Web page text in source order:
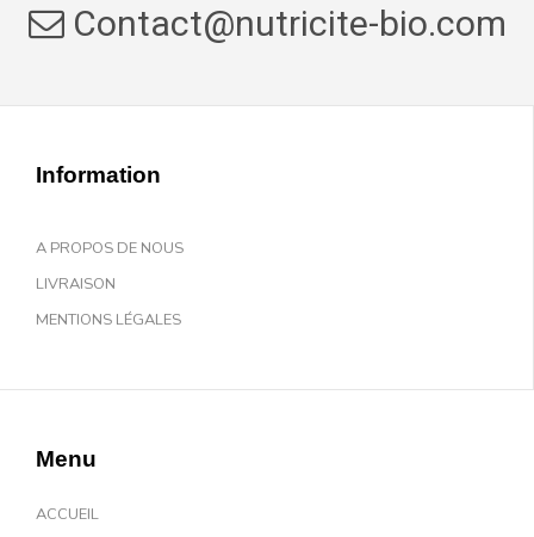
Contact@nutricite-bio.com
Information
A PROPOS DE NOUS
LIVRAISON
MENTIONS LÉGALES
Menu
ACCUEIL